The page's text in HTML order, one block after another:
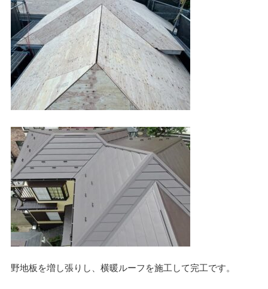
野地板を増し張りし、横暖ルーフを施工して完工です。